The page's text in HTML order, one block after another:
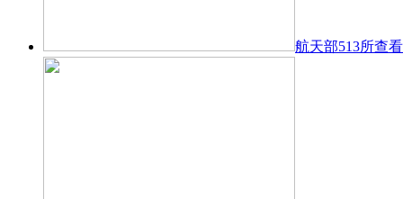
航天部513所查